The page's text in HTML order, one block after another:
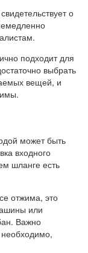
о
подходит для
выбрать
вещей, и
может быть
входного
шланге есть
отжима, это
или
Важно
необходимо,